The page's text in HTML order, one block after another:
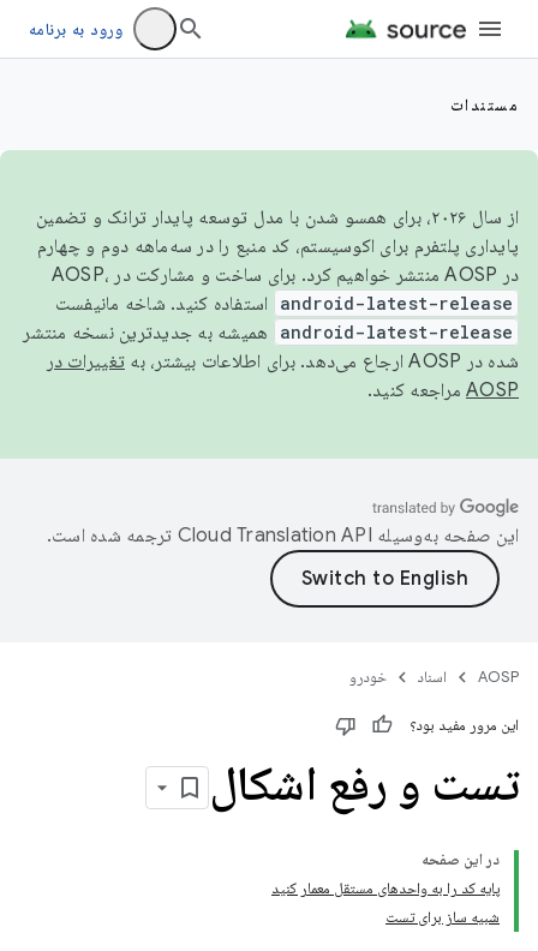
ورود به برنامه
مستندات
از سال ۲۰۲۶، برای همسو شدن با مدل توسعه پایدار ترانک و تضمین
پایداری پلتفرم برای اکوسیستم، کد منبع را در سه‌ماهه دوم و چهارم
در AOSP منتشر خواهیم کرد. برای ساخت و مشارکت در AOSP،
android-latest-release استفاده کنید. شاخه مانیفست
android-latest-release
همیشه به جدیدترین نسخه منتشر
شده در AOSP ارجاع می‌دهد. برای اطلاعات بیشتر، به
تغییرات در
AOSP مراجعه کنید.
این صفحه به‌وسیله ترجمه شده است.
AOSP اسناد خودرو
این مرور مفید بود؟
تست و رفع اشکال
در این صفحه
پایه کد را به واحدهای مستقل معمار کنید
شبیه ساز برای تست